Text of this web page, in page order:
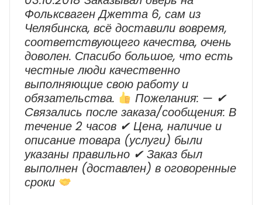
Фольксваген Джетта 6, сам из
Челябинска, всё доставили вовремя,
соответствующего качества, очень
доволен. Спасибо большое, что есть
честные люди качественно
выполняющие свою работу и
обязательства.
Пожелания: — ✔
Cвязались после заказа/сообщения: В
течение 2 часов ✔ Цена, наличие и
описание товара (услуги) были
указаны правильно ✔ Заказ был
выполнен (доставлен) в оговоренные
сроки